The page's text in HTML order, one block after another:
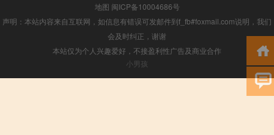
地图 闽ICP备10004686号
声明：本站内容来自互联网，如信息有错误可发邮件到f_fb#foxmail.com说明，我们
会及时纠正，谢谢
本站仅为个人兴趣爱好，不接盈利性广告及商业合作
小男孩